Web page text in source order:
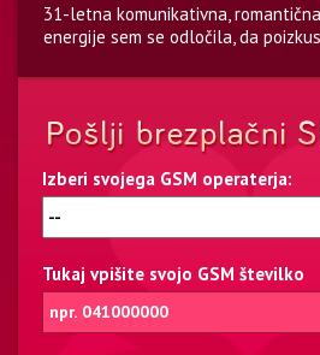
31-letna komunikativna,
energije sem se odločila, da
Izberi svojega GSM operaterja:
Tukaj vpišite svojo GSM številko